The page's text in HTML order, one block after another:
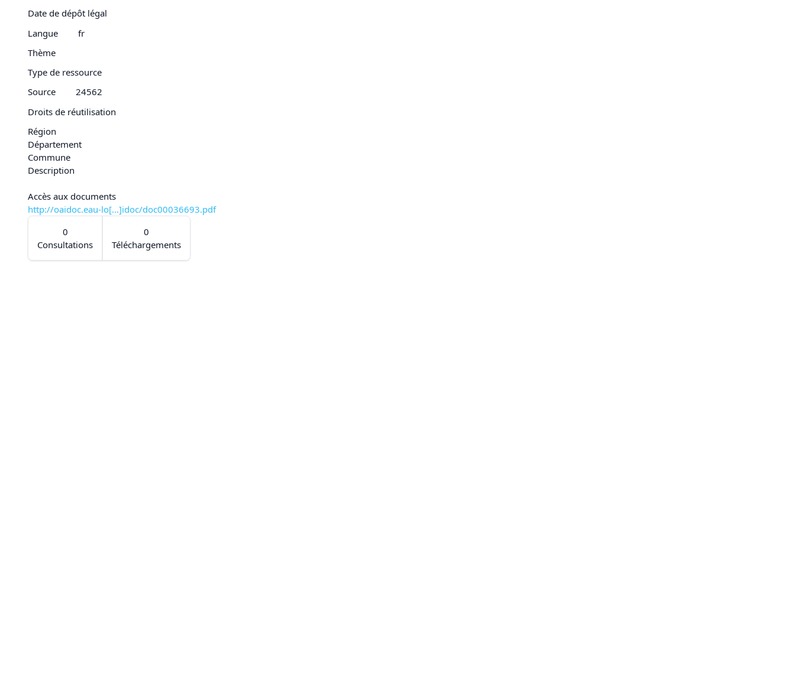
Date de dépôt légal
Langue
fr
Thème
Type de ressource
Source
24562
Droits de réutilisation
Région
Département
Commune
Description
Accès aux documents
http://oaidoc.eau-lo[...]idoc/doc00036693.pdf
0
Consultations
0
Téléchargements